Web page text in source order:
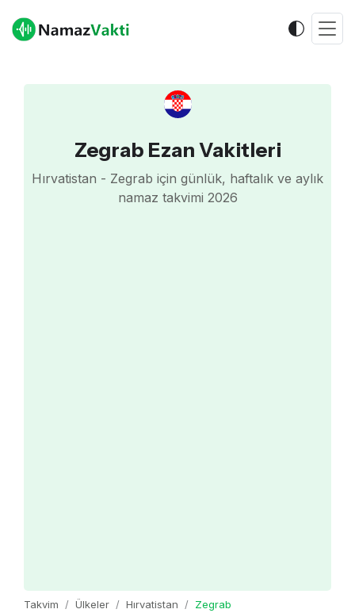
Zegrab Ezan Vakitleri
Hırvatistan - Zegrab için günlük, haftalık ve aylık
namaz takvimi 2026
Takvim Ülkeler Hırvatistan Zegrab